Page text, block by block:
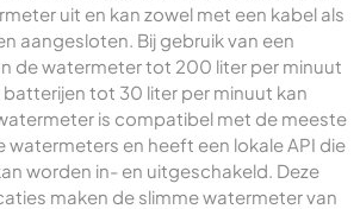
uit en kan zowel met een kabel als
aangesloten. Bij gebruik van een
de watermeter tot 200 liter per minuut
tot 30 liter per minuut kan
is compatibel met de meeste
en heeft een lokale API die
worden in- en uitgeschakeld. Deze
maken de slimme watermeter van